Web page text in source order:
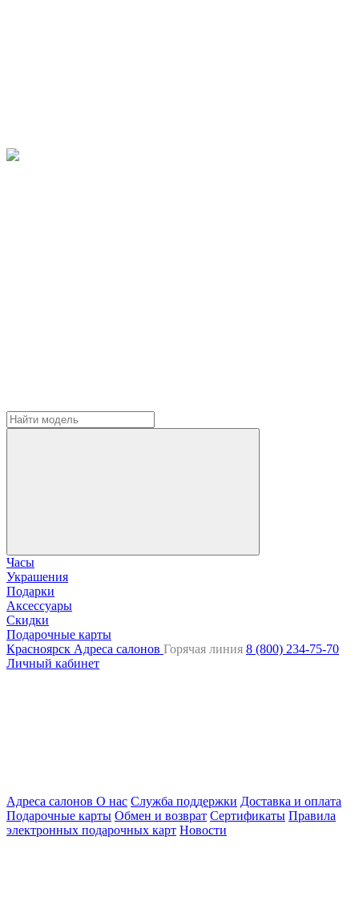
Часы
Украшения
Подарки
Аксессуары
Скидки
Подарочные карты
Красноярск Адреса салонов Горячая линия 8 (800) 234-75-70
Личный кабинет
Адреса салонов О нас Служба поддержки Доставка и оплата
Подарочные карты Обмен и возврат Сертификаты Правила
электронных подарочных карт Новости